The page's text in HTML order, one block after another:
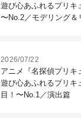
遊び心あふれるプリキ
〜No.2／モデリング＆
2026/07/22
アニメ『名探偵プリキ
遊び心あふれるプリキ
目！〜No.1／演出篇